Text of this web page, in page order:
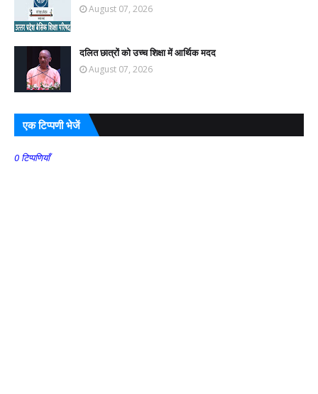
August 07, 2026
दलित छात्रों को उच्च शिक्षा में आर्थिक मदद
August 07, 2026
एक टिप्पणी भेजें
0 टिप्पणियाँ